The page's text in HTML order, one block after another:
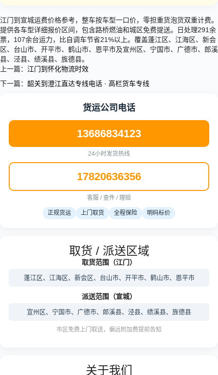
江门到宣城运费价格参考，整车按车型一口价，零担重货泡货双重计费。
提供各车型详细报价区间，包含路桥燃油和城区免费提送。日处理291余
票，107余台运力，比自调车节省21%以上。覆盖蓬江区、江海区、新会
区、台山市、开平市、鹤山市、恩平市及宣州区、宁国市、广德市、郎溪
县、泾县、绩溪县、旌德县。
上一篇： 江门到怀化物流时效
下一篇： 韶关到澄江直达专线电话 · 高栏货车专线
货运公司电话
13686834123
24小时发货热线
17820636356
客服 / 查件 / 理赔
正规货运 上门取货 全程保险 明码标价
取货 / 派送区域
取货范围（江门）
蓬江区、江海区、新会区、台山市、开平市、鹤山市、恩平市
派送范围（宣城）
宣州区、宁国市、广德市、郎溪县、泾县、绩溪县、旌德县
市区免费上门取送，偏远附加费提前告知
关于我们